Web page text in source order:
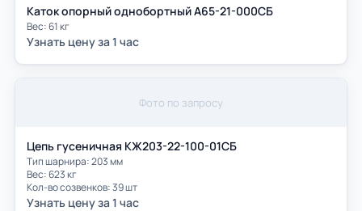
Каток опорный однобортный A65-21-000СБ
Вес: 61 кг
Узнать цену за 1 час
Фото по запросу
Цепь гусеничная КЖ203-22-100-01СБ
Тип шарнира: 203 мм
Вес: 623 кг
Кол-во созвенков: 39 шт
Узнать цену за 1 час